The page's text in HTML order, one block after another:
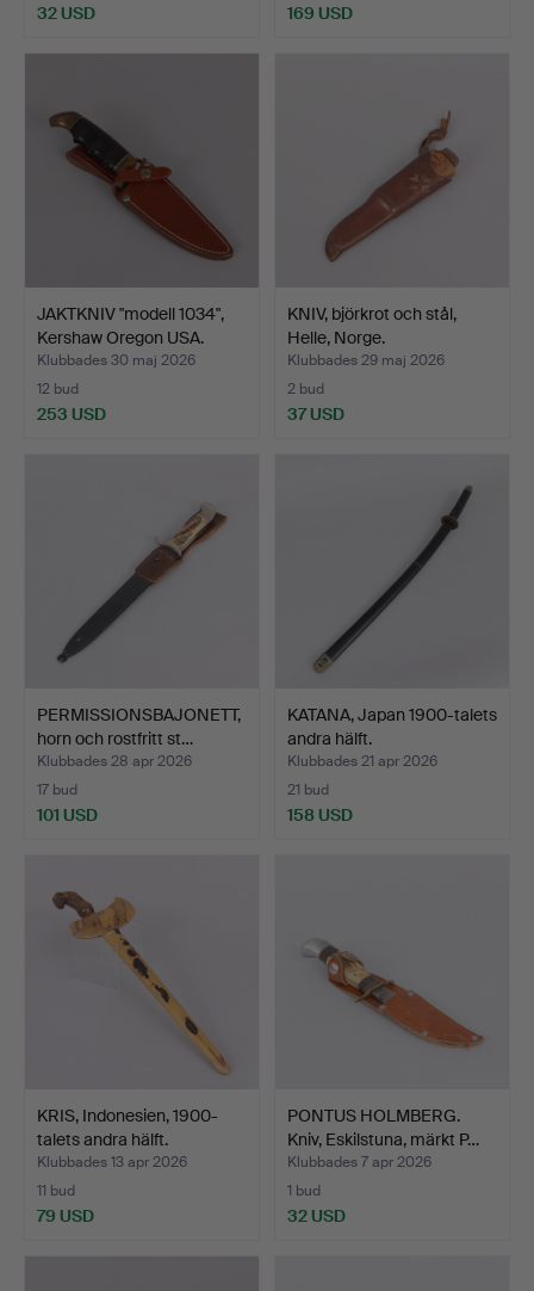
32 USD 169 USD
JAKTKNIV "modell 1034",
Kershaw Oregon USA.
Klubbades 30 maj 2026
12 bud
253 USD
KNIV, björkrot och stål,
Helle, Norge.
Klubbades 29 maj 2026
2 bud
37 USD
PERMISSIONSBAJONETT,
horn och rostfritt st…
Klubbades 28 apr 2026
17 bud
101 USD
KATANA, Japan 1900-talets
andra hälft.
Klubbades 21 apr 2026
21 bud
158 USD
KRIS, Indonesien, 1900-
talets andra hälft.
Klubbades 13 apr 2026
11 bud
79 USD
PONTUS HOLMBERG.
Kniv, Eskilstuna, märkt P…
Klubbades 7 apr 2026
1 bud
32 USD